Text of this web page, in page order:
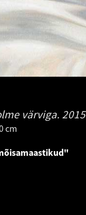
värviga. 2015
cm